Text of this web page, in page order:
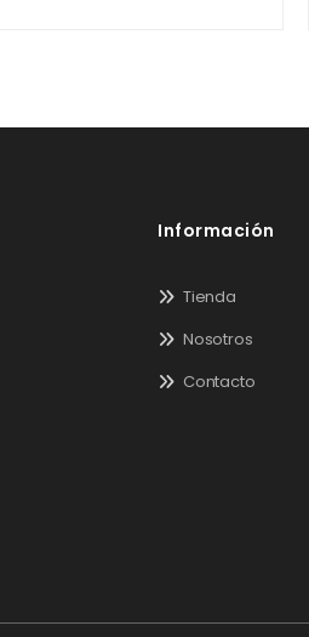
Información
Tienda
Nosotros
Contacto